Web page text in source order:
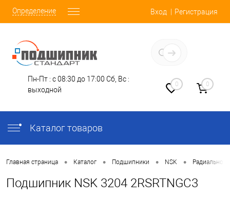
Определение Вход Регистрация
Пн-Пт : с 08:30 до 17:00 Сб, Вс :
выходной
0 0
Каталог товаров
Главная страница • Каталог • Подшипники • NSK • Радиально-
Подшипник NSK 3204 2RSRTNGC3